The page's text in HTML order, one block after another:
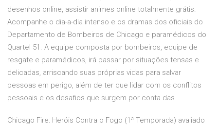
desenhos online, assistir animes online totalmente grátis.
Acompanhe o dia-a-dia intenso e os dramas dos oficiais do
Departamento de Bombeiros de Chicago e paramédicos do
Quartel 51. A equipe composta por bombeiros, equipe de
resgate e paramédicos, irá passar por situações tensas e
delicadas, arriscando suas próprias vidas para salvar
pessoas em perigo, além de ter que lidar com os conflitos
pessoais e os desafios que surgem por conta das
Chicago Fire: Heróis Contra o Fogo (1ª Temporada) avaliado